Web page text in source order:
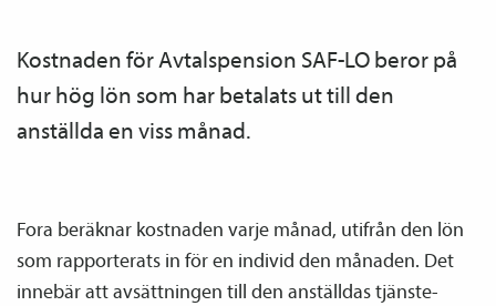
Kostnaden för Avtals­pension SAF-LO beror på
hur hög lön som har betalats ut till den
anställda en viss månad.
Fora beräknar kostnaden varje månad, utifrån den lön
som rapporterats in för en individ den månaden. Det
innebär att avsättningen till den anställdas tjänste­